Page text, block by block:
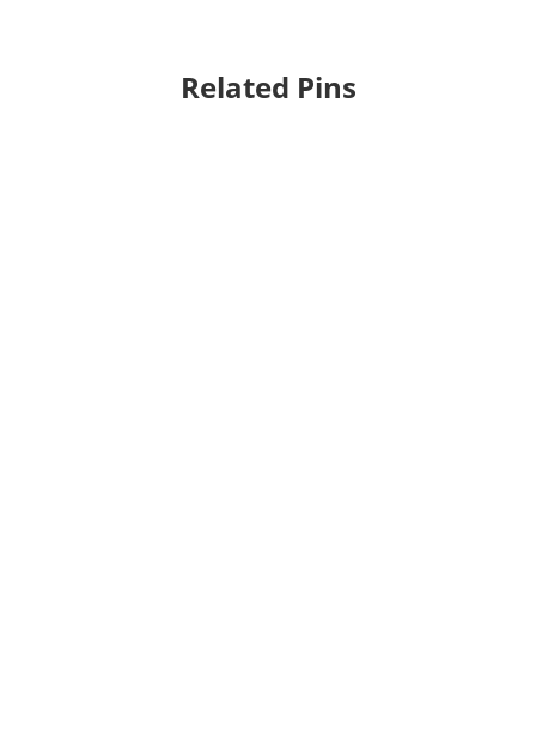
Related Pins